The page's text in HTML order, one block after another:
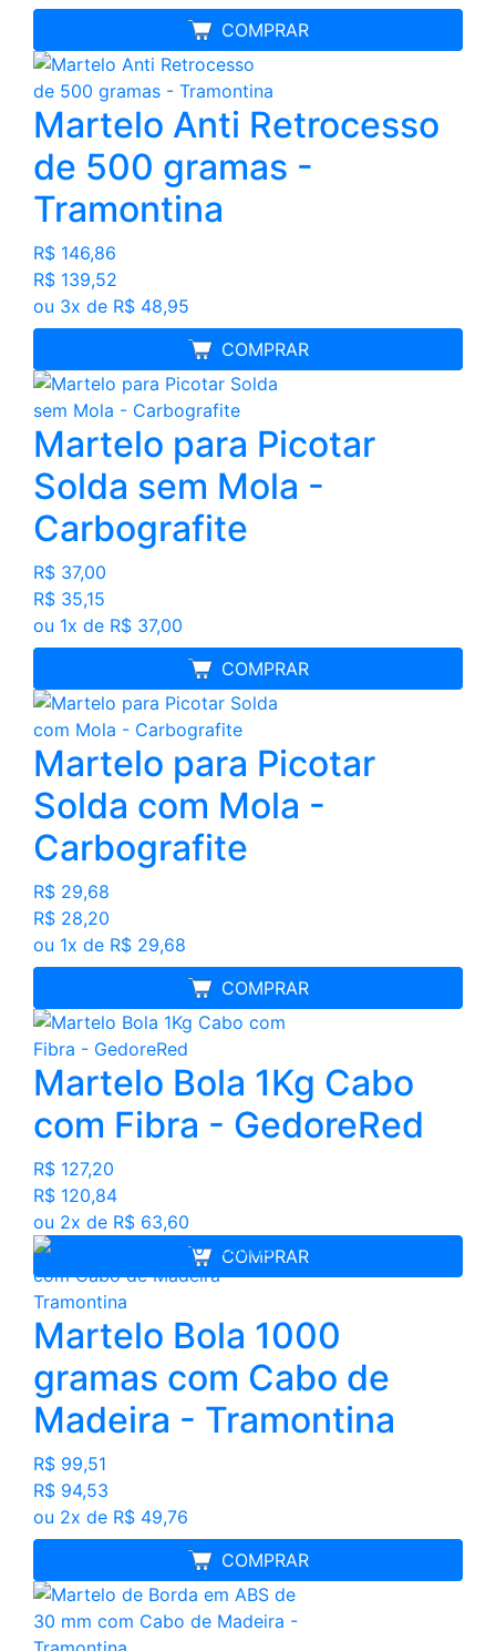
COMPRAR
MELHOR PREÇO
Martelo Anti Retrocesso
de 500 gramas -
Tramontina
R$ 146,86
R$ 139,52
ou 3x de R$ 48,95
COMPRAR
MELHOR PREÇO
Martelo para Picotar
Solda sem Mola -
Carbografite
R$ 37,00
R$ 35,15
ou 1x de R$ 37,00
COMPRAR
MELHOR PREÇO
Martelo para Picotar
Solda com Mola -
Carbografite
R$ 29,68
R$ 28,20
ou 1x de R$ 29,68
COMPRAR
MELHOR PREÇO
Martelo Bola 1Kg Cabo
com Fibra - GedoreRed
R$ 127,20
R$ 120,84
ou 2x de R$ 63,60
COMPRAR
Martelo Bola 1000
gramas com Cabo de
Madeira - Tramontina
R$ 99,51
R$ 94,53
ou 2x de R$ 49,76
COMPRAR
MELHOR PREÇO